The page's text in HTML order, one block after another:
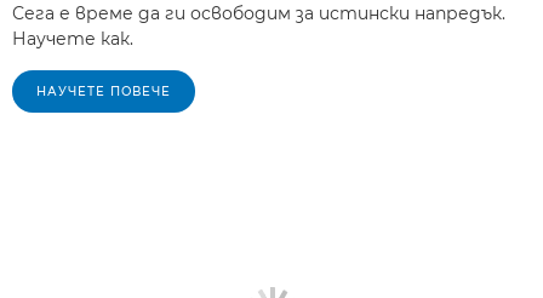
Сега е време да ги освободим за истински напредък.
Научете как.
НАУЧЕТЕ ПОВЕЧЕ